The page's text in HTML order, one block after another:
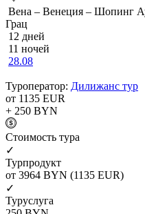
Вена – Венеция – Шопинг
Грац
12 дней
11 ночей
28.08
Туроператор: Дилижанс тур
от 1135 EUR
+ 250 BYN
Cтоимость тура
✓
Турпродукт
от 3964 BYN (1135 EUR)
✓
Туруслуга